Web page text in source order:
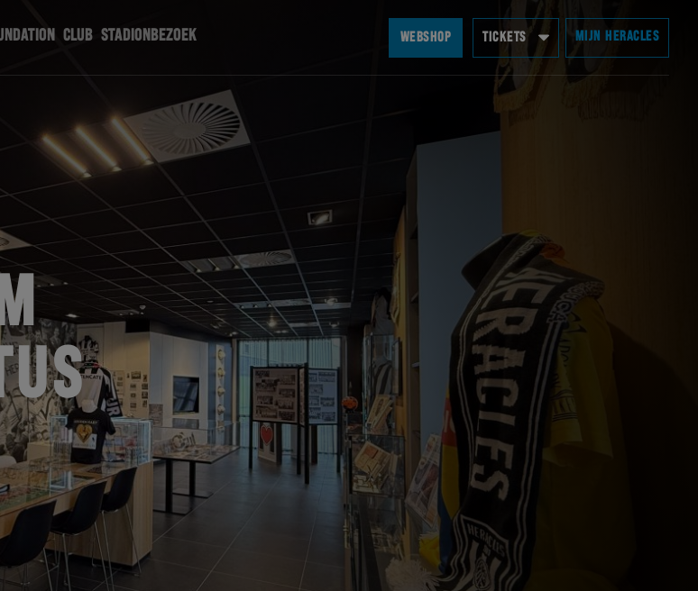
CLUB STADIONBEZOEK WEBSHOP TICKETS MIJN HERACLES